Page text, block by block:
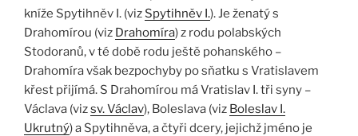
kníže Spytihněv I. (viz Spytihněv I.). Je ženatý s
Drahomírou (viz Drahomíra) z rodu polabských
Stodoranů, v té době rodu ještě pohanského –
Drahomíra však bezpochyby po sňatku s Vratislavem
křest přijímá. S Drahomírou má Vratislav I. tři syny –
Václava (vizsv. Václav), Boleslava (viz Boleslav I.
Ukrutný) a Spytihněva, a čtyři dcery, jejichž jméno je